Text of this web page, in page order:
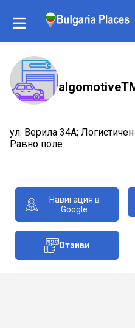
ул. Верила 34А;
Равно поле
Навигация в
Google
Отзиви